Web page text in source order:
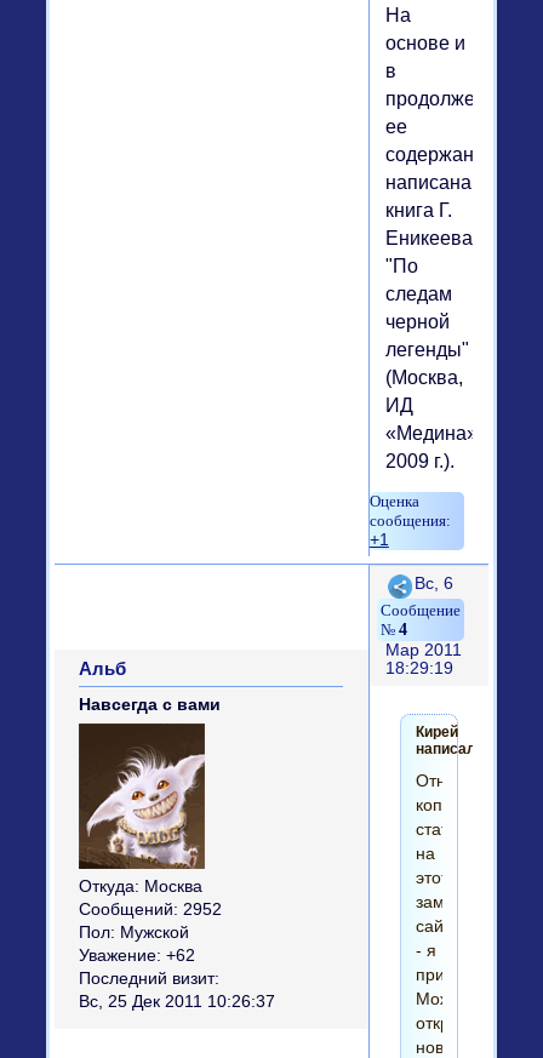
На
основе и
в
продолжение
ее
содержания
написана
книга Г.
Еникеева
"По
следам
черной
легенды"
(Москва,
ИД
«Медина»,
2009 г.).
+1
Поделиться
4
Вс, 6
Мар 2011
18:29:19
Альб
Навсегда с вами
Откуда: Москва
Сообщений: 2952
Пол: Мужской
Уважение: +62
Последний визит:
Вс, 25 Дек 2011 10:26:37
Кирей
написал(а):
Относительно
копирования
статей
на
этот
замечательный
сайт
- я
приветствую.
Может,
открыть
новую